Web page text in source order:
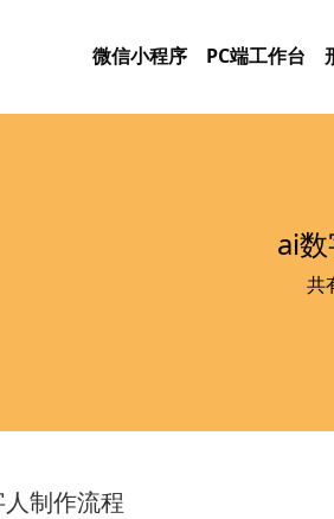
微信小程序 PC端工作台
ai
共
人制作流程